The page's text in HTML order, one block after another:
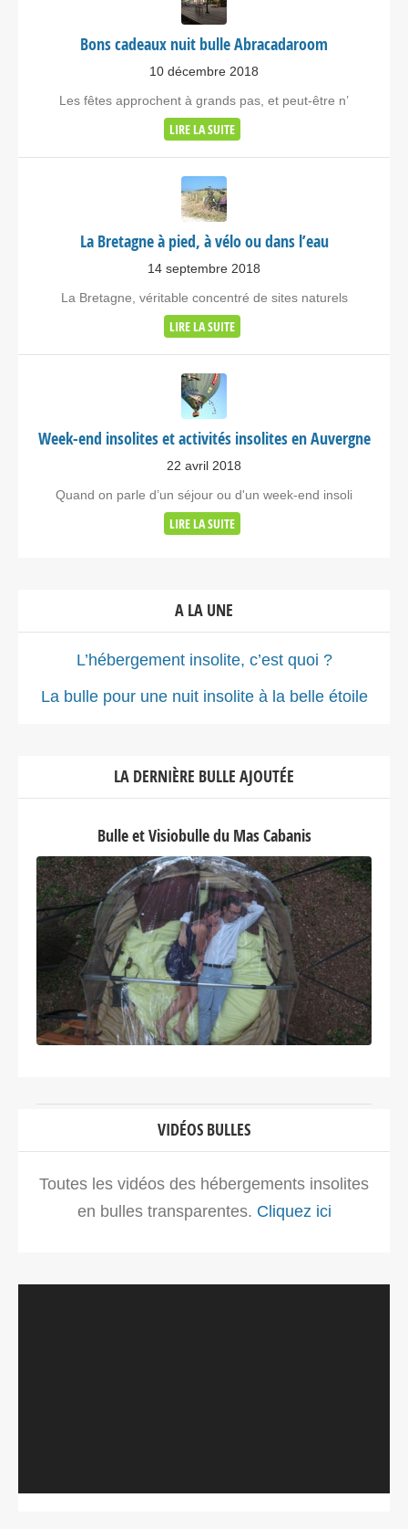
Bons cadeaux nuit bulle Abracadaroom
10 décembre 2018
Les fêtes approchent à grands pas, et peut-être n’
LIRE LA SUITE
La Bretagne à pied, à vélo ou dans l’eau
14 septembre 2018
La Bretagne, véritable concentré de sites naturels
LIRE LA SUITE
Week-end insolites et activités insolites en Auvergne
22 avril 2018
Quand on parle d’un séjour ou d'un week-end insoli
LIRE LA SUITE
A LA UNE
L’hébergement insolite, c’est quoi ?
La bulle pour une nuit insolite à la belle étoile
LA DERNIÈRE BULLE AJOUTÉE
Bulle et Visiobulle du Mas Cabanis
VIDÉOS BULLES
Toutes les vidéos des hébergements insolites
en bulles transparentes. Cliquez ici